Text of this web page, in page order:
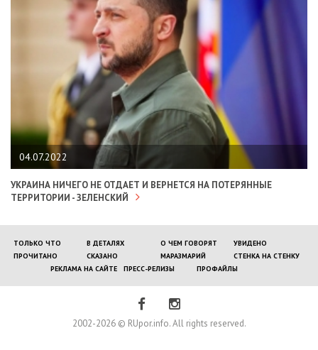
04.07.2022
УКРАИНА НИЧЕГО НЕ ОТДАЕТ И ВЕРНЕТСЯ НА ПОТЕРЯННЫЕ
ТЕРРИТОРИИ - ЗЕЛЕНСКИЙ
ТОЛЬКО ЧТО В ДЕТАЛЯХ О ЧЕМ ГОВОРЯТ
УВИДЕНО
ПРОЧИТАНО
СКАЗАНО МАРАЗМАРИЙ
СТЕНКА НА СТЕНКУ
РЕКЛАМА НА САЙТЕ
ПРЕСС-РЕЛИЗЫ ПРОФАЙЛЫ
2002-2026 © RUpor.info. All rights reserved.